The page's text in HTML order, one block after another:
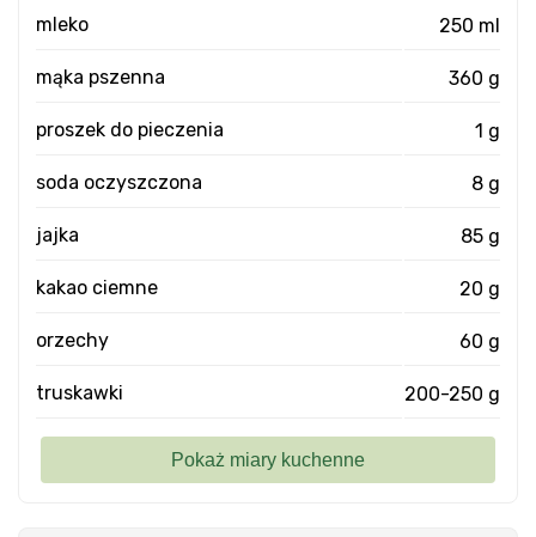
mleko
250 ml
mąka pszenna 360 g
proszek do pieczenia 1 g
soda oczyszczona 8 g
jajka 85 g
kakao ciemne 20 g
orzechy 60 g
truskawki 200-250 g